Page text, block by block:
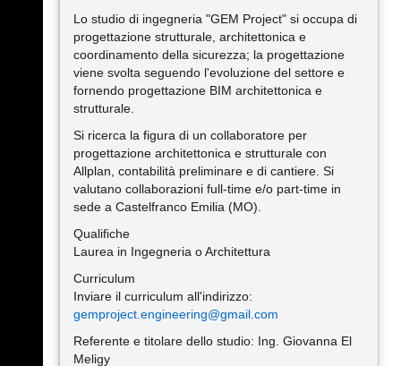
Lo studio di ingegneria "GEM Project" si occupa di
progettazione strutturale, architettonica e
coordinamento della sicurezza; la progettazione
viene svolta seguendo l'evoluzione del settore e
fornendo progettazione BIM architettonica e
strutturale.
Si ricerca la figura di un collaboratore per
progettazione architettonica e strutturale con
Allplan, contabilità preliminare e di cantiere. Si
valutano collaborazioni full-time e/o part-time in
sede a Castelfranco Emilia (MO).
Qualifiche
Laurea in Ingegneria o Architettura
Curriculum
Inviare il curriculum all'indirizzo:
gemproject.engineering@gmail.com
Referente e titolare dello studio: Ing. Giovanna El
Meligy